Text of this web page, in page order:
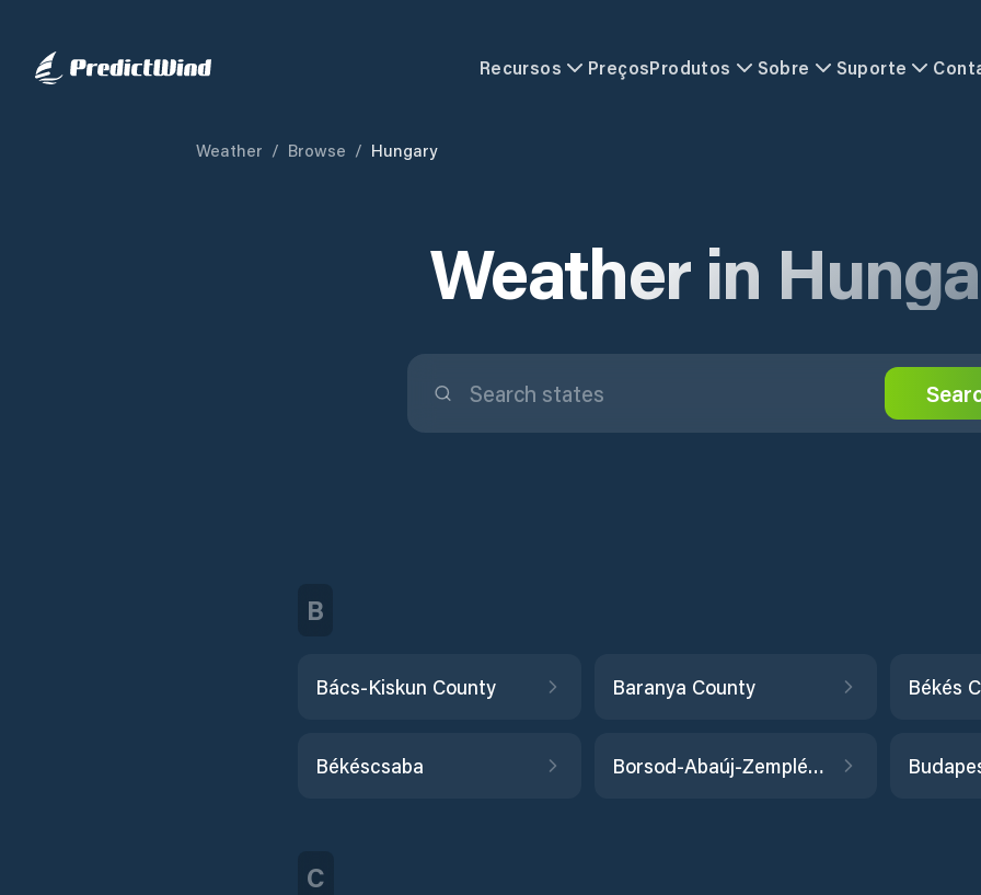
Recursos PreçosProdutos Sobre Suporte
Weather / Browse / Hungary
Weather in
B
Bács-Kiskun County Baranya County Békés
Békéscsaba Borsod-Abaúj-Zemplén County
C